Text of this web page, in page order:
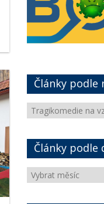
Články podle
Články
podle
Články podle
Články
podle